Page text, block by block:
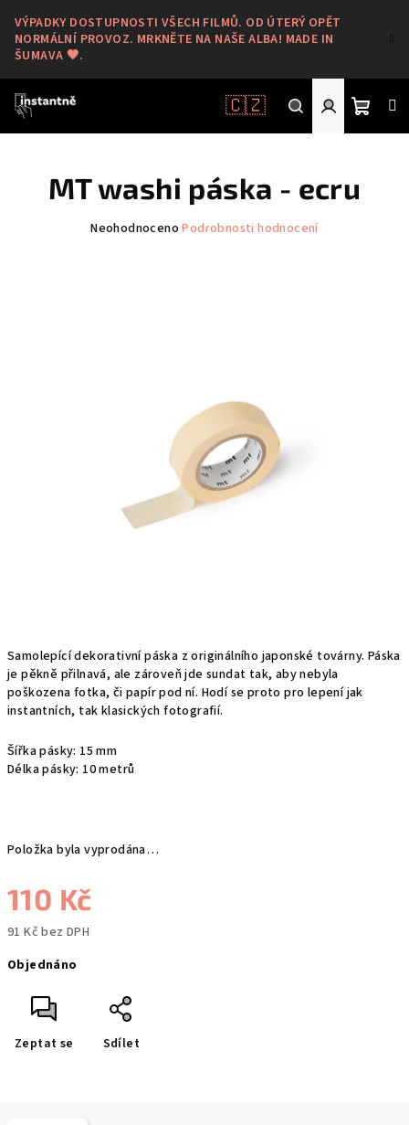
obsah
VÝPADKY DOSTUPNOSTI VŠECH FILMŮ. OD ÚTERÝ OPĚT
NORMÁLNÍ PROVOZ. MRKNĚTE NA NAŠE ALBA! MADE IN
ŠUMAVA 🖤.
🇨🇿
Hledat Přihlášení
Samolepící dekorativní páska z originálního japonské továrny. Páska
je pěkně přilnavá, ale zároveň jde sundat tak, aby nebyla
poškozena fotka, či papír pod ní. Hodí se proto pro lepení jak
instantních, tak klasických fotografií.
Šířka pásky: 15 mm
Délka pásky: 10 metrů
Položka byla vyprodána…
110 Kč
91 Kč bez DPH
cena:
Objednáno
Zeptat se Sdílet
MT washi páska - ecru
Průměrné
Neohodnoceno Podrobnosti hodnocení